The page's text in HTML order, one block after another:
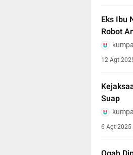
Eks Ibu
Robot
12 Agt
Suap
6 Agt 2025